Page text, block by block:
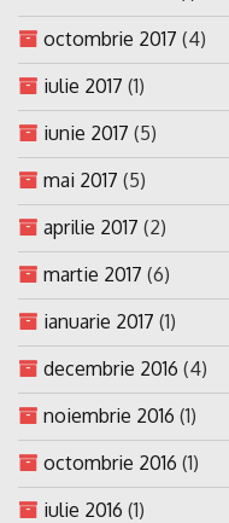
octombrie 2017 (4)
iulie 2017 (1)
iunie 2017 (5)
mai 2017 (5)
aprilie 2017 (2)
martie 2017 (6)
ianuarie 2017 (1)
decembrie 2016 (4)
noiembrie 2016 (1)
octombrie 2016 (1)
iulie 2016 (1)